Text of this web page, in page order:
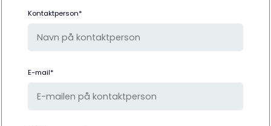
Kontaktperson*
E-mail*